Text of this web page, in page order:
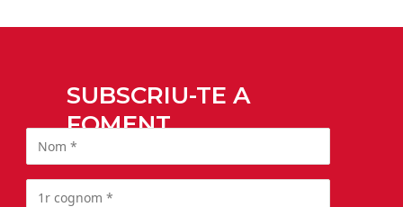
SUBSCRIU-TE A
FOMENT